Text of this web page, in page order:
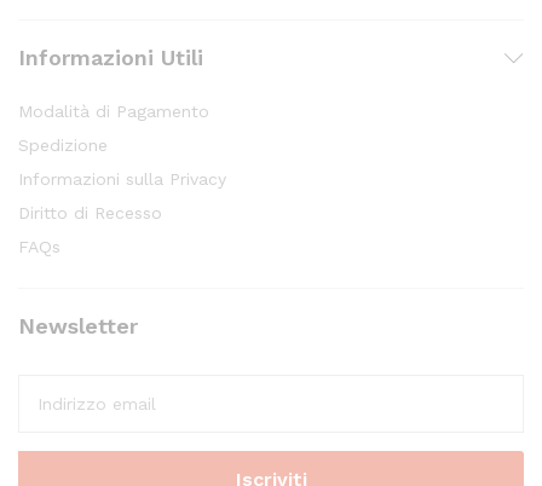
Informazioni Utili
Modalità di Pagamento
Spedizione
Informazioni sulla Privacy
Diritto di Recesso
FAQs
Newsletter